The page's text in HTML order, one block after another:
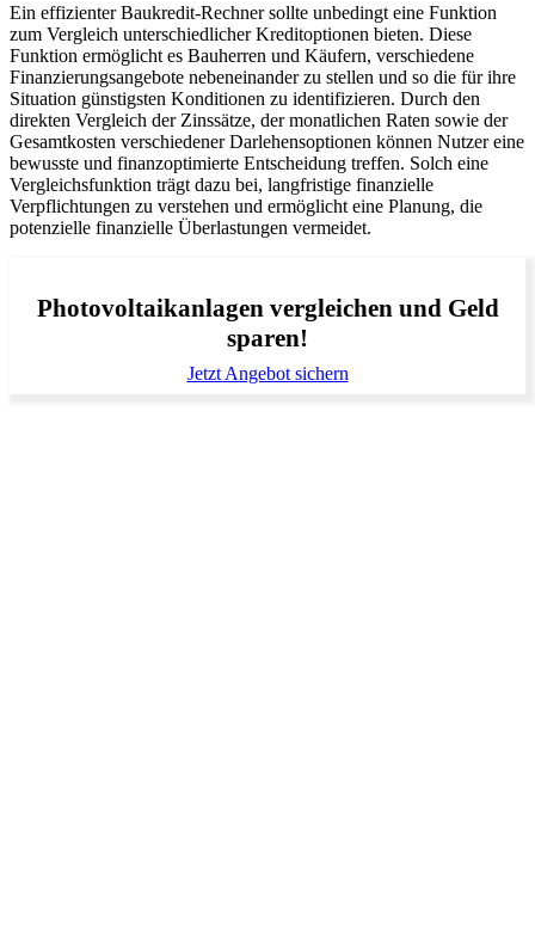
Ein effizienter Baukredit-Rechner sollte unbedingt eine Funktion
zum Vergleich unterschiedlicher Kreditoptionen bieten. Diese
Funktion ermöglicht es Bauherren und Käufern, verschiedene
Finanzierungsangebote nebeneinander zu stellen und so die für ihre
Situation günstigsten Konditionen zu identifizieren. Durch den
direkten Vergleich der Zinssätze, der monatlichen Raten sowie der
Gesamtkosten verschiedener Darlehensoptionen können Nutzer eine
bewusste und finanzoptimierte Entscheidung treffen. Solch eine
Vergleichsfunktion trägt dazu bei, langfristige finanzielle
Verpflichtungen zu verstehen und ermöglicht eine Planung, die
potenzielle finanzielle Überlastungen vermeidet.
Photovoltaikanlagen vergleichen und Geld
sparen!
Jetzt Angebot sichern